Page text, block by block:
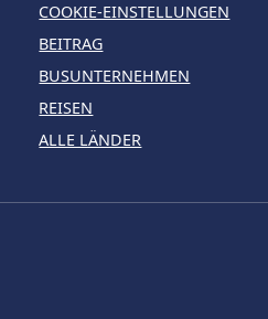
COOKIE-EINSTELLUNGEN
BEITRAG
BUSUNTERNEHMEN
REISEN
ALLE LÄNDER